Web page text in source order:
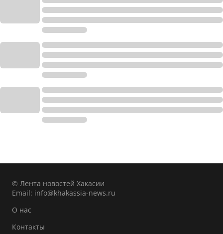
© Лента новостей Хакасии
Email: info@khakassia-news.ru
О нас
Контакты